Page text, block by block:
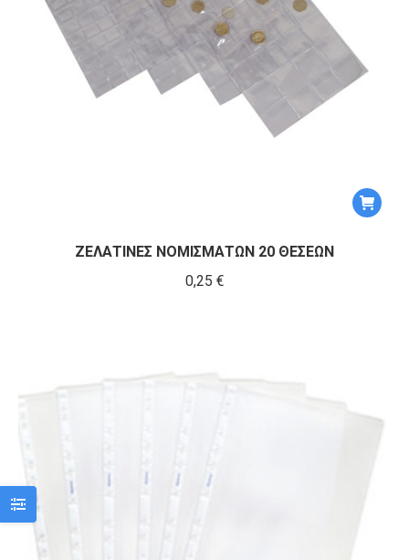
ΖΕΛΑΤΙΝΕΣ ΝΟΜΙΣΜΑΤΩΝ 20 ΘΕΣΕΩΝ
0,25 €